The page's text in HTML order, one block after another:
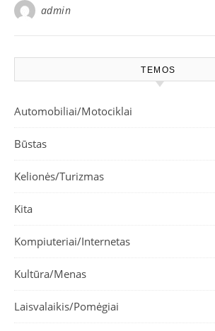
admin
TEMOS
Automobiliai/Motociklai
Būstas
Kelionės/Turizmas
Kita
Kompiuteriai/Internetas
Kultūra/Menas
Laisvalaikis/Pomėgiai